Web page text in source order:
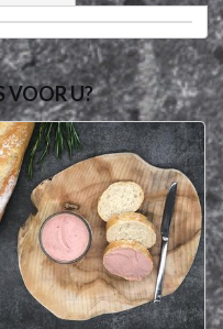
VOOR U?